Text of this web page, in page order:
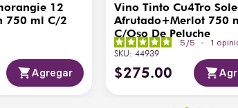
12
750 ml C/2
Agregar
Vino Tinto Cu4Tro
Afrutado+Merlot 750
C/Oso De Peluche
5 /5 - 1
SKU:44939
$275.00